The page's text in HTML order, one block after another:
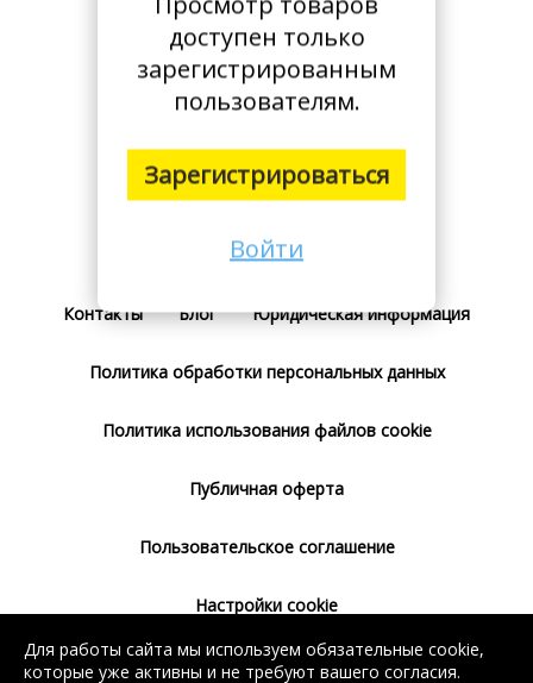
доступен только
зарегистрированным
пользователям.
Зарегистрироваться
Войти
Тарифы
Контакты Блог Юридическая информация
Политика обработки персональных данных
Политика использования файлов cookie
Публичная оферта
Пользовательское соглашение
Настройки cookie
Согласие на использование сервиса
Для работы сайта мы используем обязательные cookie,
которые уже активны и не требуют вашего согласия.